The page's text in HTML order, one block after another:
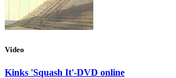
Video
Kinks 'Squash It'-DVD online